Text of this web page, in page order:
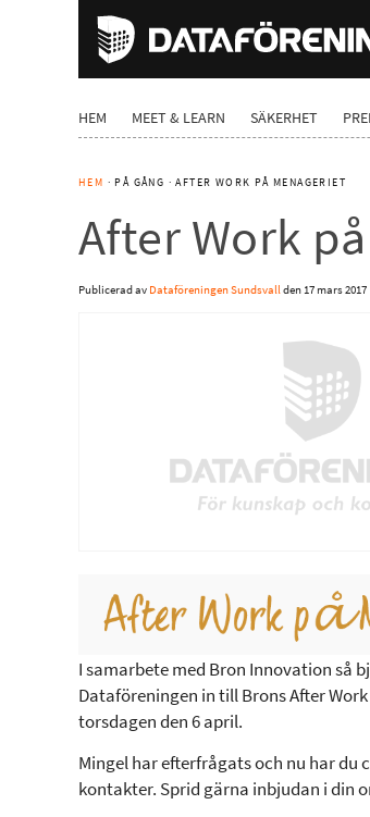
HEM MEET & LEARN SÄKERHET
HEM · PÅ GÅNG · AFTER WORK PÅ MENAGERIET
After Work
Publicerad av Dataföreningen Sundsvallden17 mars 2017
I samarbete med Bron Innovation så
Dataföreningen in till Brons After
torsdagen den 6 april.
Mingel har efterfrågats och nu har du
kontakter. Sprid gärna inbjudan i din